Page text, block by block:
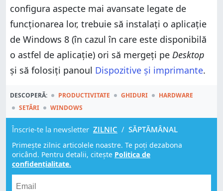
configura aspecte mai avansate legate de
funcționarea lor, trebuie să instalați o aplicație
de Windows 8 (în cazul în care este disponibilă
o astfel de aplicație) ori să mergeți pe Desktop
și să folosiți panoul Dispozitive și imprimante.
DESCOPERĂ: PRODUCTIVITATE GHIDURI
HARDWARE
SETĂRI
WINDOWS
Înscrie-te la newsletter ZILNIC / SĂPTĂMÂNAL
Primește zilnic articolele noastre. Te poți dezabona
oricând. Pentru detalii, citește Politica de
confidențialitate.